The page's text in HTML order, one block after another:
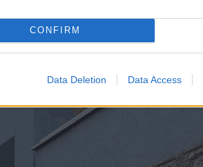
CONFIRM
Data Deletion Data Access